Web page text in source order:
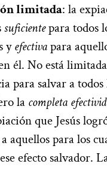
limitada: la
suficientepara todos
yefectivapara
él. No está
para salvar a todos
la completa
que Jesús
aquellos para los
efecto salvador.